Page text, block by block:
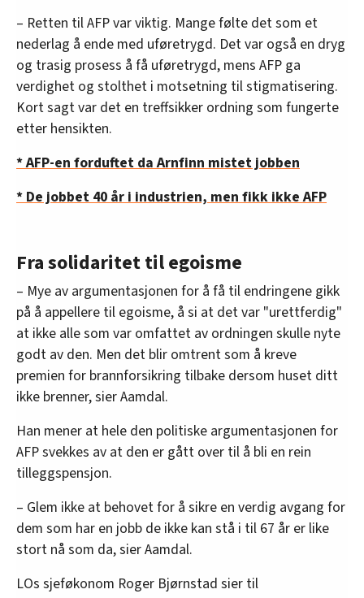
– Retten til AFP var viktig. Mange følte det som et
nederlag å ende med uføretrygd. Det var også en dryg
og trasig prosess å få uføretrygd, mens AFP ga
verdighet og stolthet i motsetning til stigmatisering.
Kort sagt var det en treffsikker ordning som fungerte
etter hensikten.
* AFP-en forduftet da Arnfinn mistet jobben
* De jobbet 40 år i industrien, men fikk ikke AFP
Fra solidaritet til egoisme
– Mye av argumentasjonen for å få til endringene gikk
på å appellere til egoisme, å si at det var "urettferdig"
at ikke alle som var omfattet av ordningen skulle nyte
godt av den. Men det blir omtrent som å kreve
premien for brannforsikring tilbake dersom huset ditt
ikke brenner, sier Aamdal.
Han mener at hele den politiske argumentasjonen for
AFP svekkes av at den er gått over til å bli en rein
tilleggspensjon.
– Glem ikke at behovet for å sikre en verdig avgang for
dem som har en jobb de ikke kan stå i til 67 år er like
stort nå som da, sier Aamdal.
LOs sjeføkonom Roger Bjørnstad sier til